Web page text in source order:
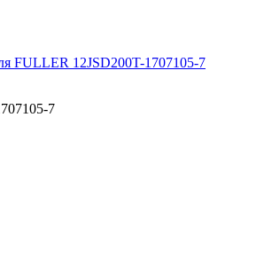
FULLER 12JSD200T-1707105-7
7